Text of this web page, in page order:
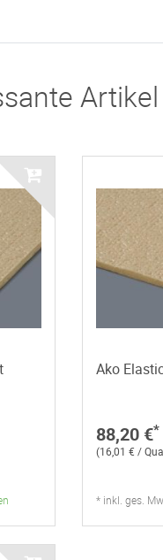
Artikel
Ako
88,20 €*
(16,01 € /
* inkl. ges.